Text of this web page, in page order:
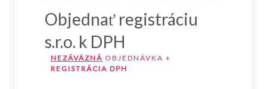
Objednať registráciu
s.r.o. k DPH
NEZÁVÄZNÁ OBJEDNÁVKA +
REGISTRÁCIA DPH